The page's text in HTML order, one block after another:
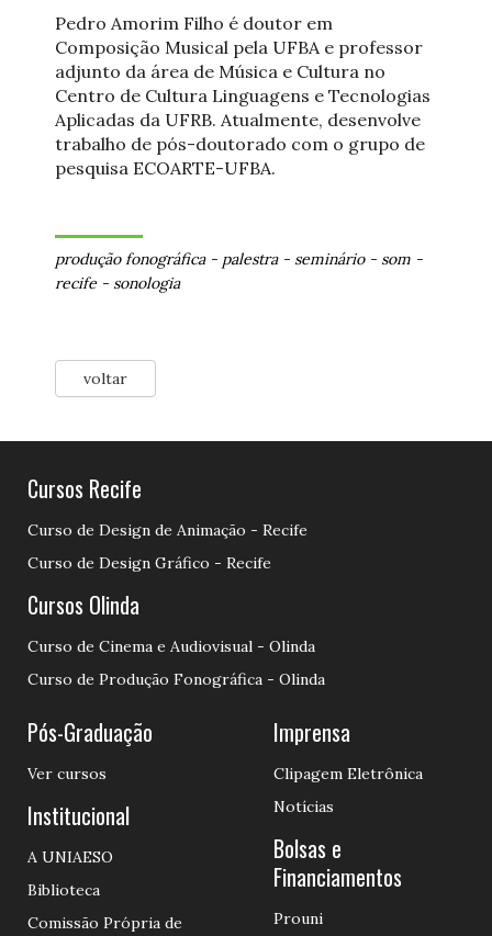
Pedro Amorim Filho é doutor em
Composição Musical pela UFBA e professor
adjunto da área de Música e Cultura no
Centro de Cultura Linguagens e Tecnologias
Aplicadas da UFRB. Atualmente, desenvolve
trabalho de pós-doutorado com o grupo de
pesquisa ECOARTE-UFBA.
produção fonográfica- palestra- seminário- som -
recife - sonologia
voltar
Cursos Recife
Curso de Design de Animação - Recife
Curso de Design Gráfico - Recife
Cursos Olinda
Curso de Cinema e Audiovisual - Olinda
Curso de Produção Fonográfica - Olinda
Pós-Graduação
Ver cursos
Institucional
A UNIAESO
Biblioteca
Comissão Própria de
Imprensa
Clipagem Eletrônica
Notícias
Bolsas e
Financiamentos
Prouni